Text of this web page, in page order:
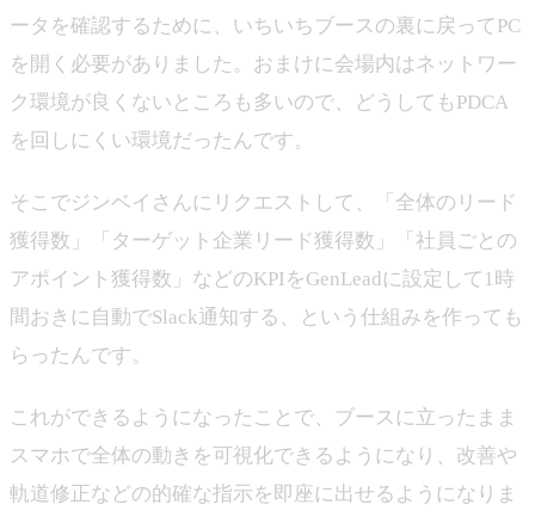
ータを確認するために、いちいちブースの裏に戻ってPC
を開く必要がありました。おまけに会場内はネットワー
ク環境が良くないところも多いので、どうしてもPDCA
を回しにくい環境だったんです。
そこでジンベイさんにリクエストして、「全体のリード
獲得数」「ターゲット企業リード獲得数」「社員ごとの
アポイント獲得数」などのKPIをGenLeadに設定して1時
間おきに自動でSlack通知する、という仕組みを作っても
らったんです。
これができるようになったことで、ブースに立ったまま
スマホで全体の動きを可視化できるようになり、改善や
軌道修正などの的確な指示を即座に出せるようになりま